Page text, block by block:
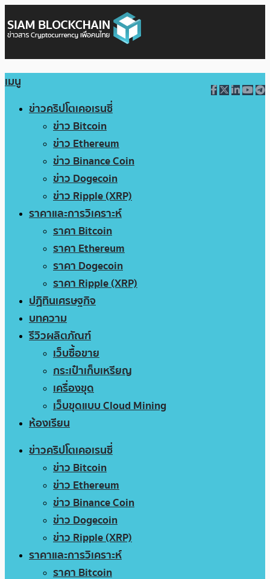
เมนู
ข่าวคริปโตเคอเรนซี่
ข่าว Bitcoin
ข่าว Ethereum
ข่าว Binance Coin
ข่าว Dogecoin
ข่าว Ripple (XRP)
ราคาและการวิเคราะห์
ราคา Bitcoin
ราคา Ethereum
ราคา Dogecoin
ราคา Ripple (XRP)
ปฏิทินเศรษฐกิจ
บทความ
รีวิวผลิตภัณฑ์
เว็บซื้อขาย
กระเป๋าเก็บเหรียญ
เครื่องขุด
เว็บขุดแบบ Cloud Mining
ห้องเรียน
ข่าวคริปโตเคอเรนซี่
ข่าว Bitcoin
ข่าว Ethereum
ข่าว Binance Coin
ข่าว Dogecoin
ข่าว Ripple (XRP)
ราคาและการวิเคราะห์
ราคา Bitcoin